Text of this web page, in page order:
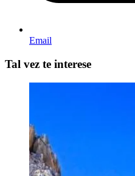
Email
Tal vez te interese